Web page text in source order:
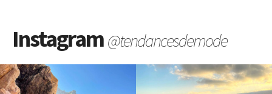
Instagram@tendancesdemode